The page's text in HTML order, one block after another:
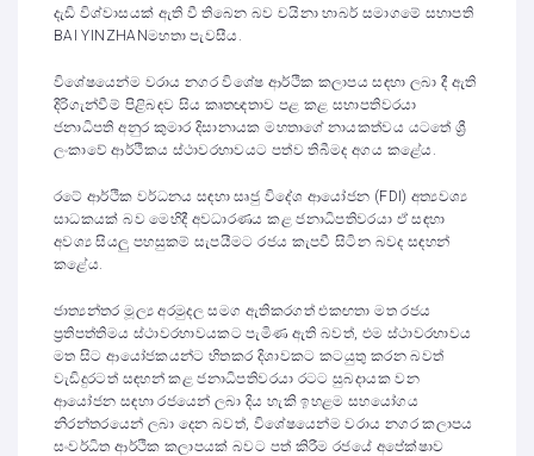
දැඩි විශ්වාසයක් ඇති වී තිබෙන බව චයිනා හාබර් සමාගමේ සභාපති
BAI YINZHANමහතා පැවසීය.
විශේෂයෙන්ම වරාය නගර විශේෂ ආර්ථික කලාපය සඳහා ලබා දී ඇති
දිරිගැන්වීම් පිළිබඳව සිය කෘතඥතාව පළ කළ සභාපතිවරයා
ජනාධිපති අනුර කුමාර දිසානායක මහතාගේ නායකත්වය යටතේ ශ්‍රී
ලංකාවේ ආර්ථිකය ස්ථාවරභාවයට පත්ව තිබීමද අගය කළේය.
රටේ ආර්ථික වර්ධනය සඳහා සෘජු විදේශ ආයෝජන (FDI) අත්‍යවශ්‍ය
සාධකයක් බව මෙහිදී අවධාරණය කළ ජනාධිපතිවරයා ඒ සඳහා
අවශ්‍ය සියලු පහසුකම් සැපයීමට රජය කැපවී සිටින බවද සඳහන්
කළේය.
ජාත්‍යන්තර මූල්‍ය අරමුදල සමග ඇතිකරගත් එකඟතා මත රජය
ප්‍රතිපත්තිමය ස්ථාවරභාවයකට පැමිණ ඇති බවත්, එම ස්ථාවරභාවය
මත සිට ආයෝජකයන්ට හිතකර දිශාවකට කටයුතු කරන බවත්
වැඩිදුරටත් සඳහන් කළ ජනාධිපතිවරයා රටට සුබදායක වන
ආයෝජන සඳහා රජයෙන් ලබා දිය හැකි ඉහළම සහයෝගය
නිරන්තරයෙන් ලබා දෙන බවත්, විශේෂයෙන්ම වරාය නගර කලාපය
සංවර්ධිත ආර්ථික කලාපයක් බවට පත් කිරීම රජයේ අපේක්ෂාව